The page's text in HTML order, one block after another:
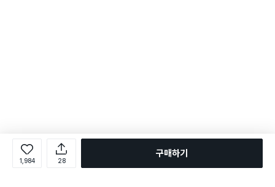
1,984 28
구매하기